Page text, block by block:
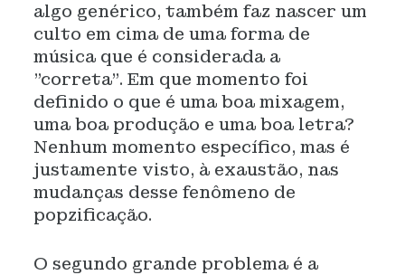
algo genérico, também faz nascer um
culto em cima de uma forma de
música que é considerada a
"correta". Em que momento foi
definido o que é uma boa mixagem,
uma boa produção e uma boa letra?
Nenhum momento específico, mas é
justamente visto, à exaustão, nas
mudanças desse fenômeno de
popzificação.
O segundo grande problema é a